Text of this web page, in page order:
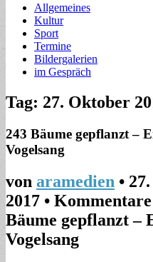
Allgemeines
Kultur
Sport
Termine
Bildergalerien
im Gespräch
Tag: 27. Oktober
243 Bäume gepflanzt –
Vogelsang
von aramedien •
2017 •
Bäume gepflanzt –
Vogelsang